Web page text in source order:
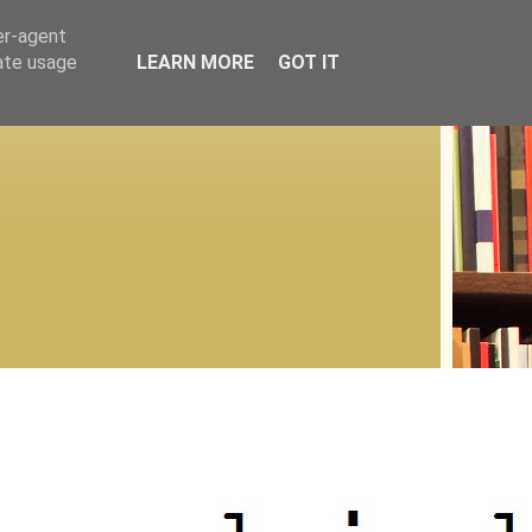
agent
usage
LEARN MORE GOT IT